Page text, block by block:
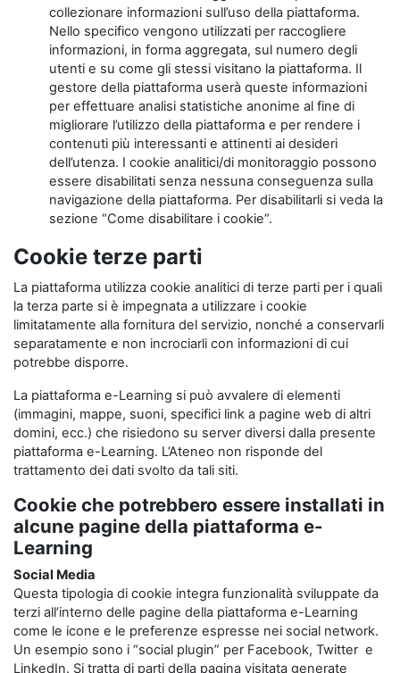
collezionare informazioni sull’uso della piattaforma.
Nello specifico vengono utilizzati per raccogliere
informazioni, in forma aggregata, sul numero degli
utenti e su come gli stessi visitano la piattaforma. Il
gestore della piattaforma userà queste informazioni
per effettuare analisi statistiche anonime al fine di
migliorare l’utilizzo della piattaforma e per rendere i
contenuti più interessanti e attinenti ai desideri
dell’utenza. I cookie analitici/di monitoraggio possono
essere disabilitati senza nessuna conseguenza sulla
navigazione della piattaforma. Per disabilitarli si veda la
sezione “Come disabilitare i cookie”.
Cookie terze parti
La piattaforma utilizza cookie analitici di terze parti per i quali
la terza parte si è impegnata a utilizzare i cookie
limitatamente alla fornitura del servizio, nonché a conservarli
separatamente e non incrociarli con informazioni di cui
potrebbe disporre.
La piattaforma e-Learning si può avvalere di elementi
(immagini, mappe, suoni, specifici link a pagine web di altri
domini, ecc.) che risiedono su server diversi dalla presente
piattaforma e-Learning. L’Ateneo non risponde del
trattamento dei dati svolto da tali siti.
Cookie che potrebbero essere installati in
alcune pagine della piattaforma e-
Learning
Social Media
Questa tipologia di cookie integra funzionalità sviluppate da
terzi all’interno delle pagine della piattaforma e-Learning
come le icone e le preferenze espresse nei social network.
Un esempio sono i “social plugin” per Facebook, Twitter e
LinkedIn. Si tratta di parti della pagina visitata generate